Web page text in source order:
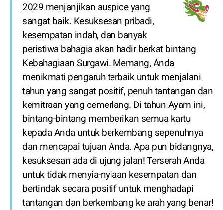
2029 menjanjikan auspice yang
sangat baik. Kesuksesan pribadi,
kesempatan indah, dan banyak
peristiwa bahagia akan hadir berkat bintang
Kebahagiaan Surgawi. Memang, Anda
menikmati pengaruh terbaik untuk menjalani
tahun yang sangat positif, penuh tantangan dan
kemitraan yang cemerlang. Di tahun Ayam ini,
bintang-bintang memberikan semua kartu
kepada Anda untuk berkembang sepenuhnya
dan mencapai tujuan Anda. Apa pun bidangnya,
kesuksesan ada di ujung jalan! Terserah Anda
untuk tidak menyia-nyiaan kesempatan dan
bertindak secara positif untuk menghadapi
tantangan dan berkembang ke arah yang benar!